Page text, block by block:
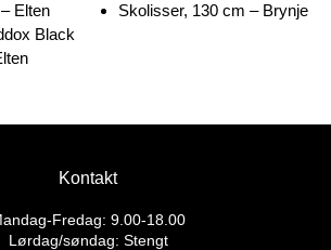
Elten
Black
Skolisser, 130 cm – Brynje
Kontakt
Fredag: 9.00-18.00
Lørdag/søndag: Stengt